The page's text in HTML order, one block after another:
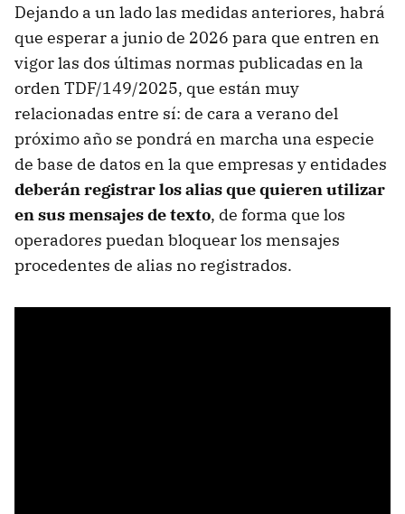
Dejando a un lado las medidas anteriores, habrá
que esperar a junio de 2026 para que entren en
vigor las dos últimas normas publicadas en la
orden TDF/149/2025, que están muy
relacionadas entre sí: de cara a verano del
próximo año se pondrá en marcha una especie
de base de datos en la que empresas y entidades
deberán registrar los alias que quieren utilizar
en sus mensajes de texto, de forma que los
operadores puedan bloquear los mensajes
procedentes de alias no registrados.